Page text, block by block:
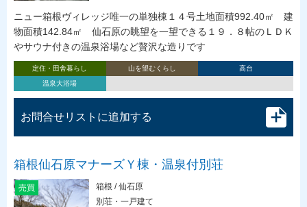
ニュー箱根ヴィレッジ唯一の単独棟１４号土地面積992.40㎡ 建
物面積142.84㎡ 仙石原の眺望を一望できる１９．８帖のＬＤＫ
やサウナ付きの温泉浴場など贅沢な造りです
定住・田舎暮らし 山を望むくらし
高台
温泉大浴場
お問合せリストに追加する
箱根仙石原マナーズＹ棟・温泉付別荘
売買
箱根 / 仙石原
別荘・一戸建て